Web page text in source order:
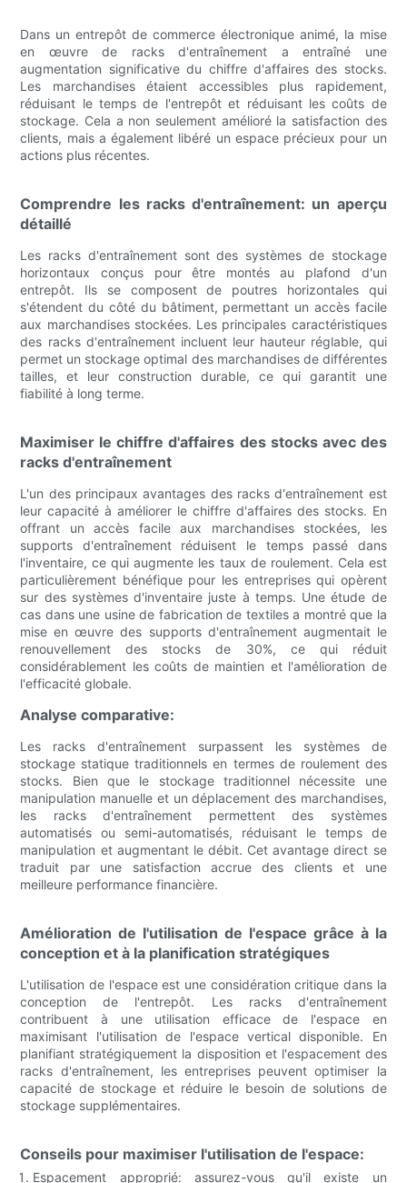
Dans un entrepôt de commerce électronique animé, la mise
en œuvre de racks d'entraînement a entraîné une
augmentation significative du chiffre d'affaires des stocks.
Les marchandises étaient accessibles plus rapidement,
réduisant le temps de l'entrepôt et réduisant les coûts de
stockage. Cela a non seulement amélioré la satisfaction des
clients, mais a également libéré un espace précieux pour un
actions plus récentes.
Comprendre les racks d'entraînement: un aperçu
détaillé
Les racks d'entraînement sont des systèmes de stockage
horizontaux conçus pour être montés au plafond d'un
entrepôt. Ils se composent de poutres horizontales qui
s'étendent du côté du bâtiment, permettant un accès facile
aux marchandises stockées. Les principales caractéristiques
des racks d'entraînement incluent leur hauteur réglable, qui
permet un stockage optimal des marchandises de différentes
tailles, et leur construction durable, ce qui garantit une
fiabilité à long terme.
Maximiser le chiffre d'affaires des stocks avec des
racks d'entraînement
L'un des principaux avantages des racks d'entraînement est
leur capacité à améliorer le chiffre d'affaires des stocks. En
offrant un accès facile aux marchandises stockées, les
supports d'entraînement réduisent le temps passé dans
l'inventaire, ce qui augmente les taux de roulement. Cela est
particulièrement bénéfique pour les entreprises qui opèrent
sur des systèmes d'inventaire juste à temps. Une étude de
cas dans une usine de fabrication de textiles a montré que la
mise en œuvre des supports d'entraînement augmentait le
renouvellement des stocks de 30%, ce qui réduit
considérablement les coûts de maintien et l'amélioration de
l'efficacité globale.
Analyse comparative:
Les racks d'entraînement surpassent les systèmes de
stockage statique traditionnels en termes de roulement des
stocks. Bien que le stockage traditionnel nécessite une
manipulation manuelle et un déplacement des marchandises,
les racks d'entraînement permettent des systèmes
automatisés ou semi-automatisés, réduisant le temps de
manipulation et augmentant le débit. Cet avantage direct se
traduit par une satisfaction accrue des clients et une
meilleure performance financière.
Amélioration de l'utilisation de l'espace grâce à la
conception et à la planification stratégiques
L'utilisation de l'espace est une considération critique dans la
conception de l'entrepôt. Les racks d'entraînement
contribuent à une utilisation efficace de l'espace en
maximisant l'utilisation de l'espace vertical disponible. En
planifiant stratégiquement la disposition et l'espacement des
racks d'entraînement, les entreprises peuvent optimiser la
capacité de stockage et réduire le besoin de solutions de
stockage supplémentaires.
Conseils pour maximiser l'utilisation de l'espace:
Espacement approprié: assurez-vous qu'il existe un